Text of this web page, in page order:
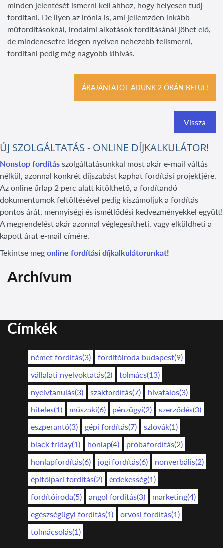
minden jelentését ismerni kell ahhoz, hogy helyesen tudj
fordítani. De ilyen az irónia is, ami jellemzően inkább
műfordításoknál, irodalmi alkotások fordításánál jöhet elő,
de mindenesetre idegen nyelven nehezebb felismerni,
fordítani pedig még nagyobb kihívás.
ÁRAJÁNLATOT ADUNK 2 ÓRÁN BELÜL!
Vissza
ÚJ SZOLGÁLTATÁS - ONLINE DÍJKALKULÁTOR!
Nonstop fordítás szolgáltatásunkkal most akár e-mail váltás
nélkül, azonnal konkrét díjszabást kaphat fordítási projektjére.
Az online űrlap 2 perc alatt kitölthető, a fordítandó
dokumentumok feltöltésével pedig kiszámoljuk a fordítás
pontos árát, mennyiségi és ismétlődési kedvezményekkel együtt!
A megrendelést akár azonnal véglegesítheti, vagy elküldheti a
kapott árat e-mail címére.
Tekintse meg online fordítási díjkalkulátorunkat!
Archívum
Címkék
német fordítás(3)
fordítóiroda budapest(9)
vállalati nyelvoktatás(2)
tolmács(13)
nyelvtanulás(3)
szakfordítás(7)
hivatalos(3)
hiteles(1)
műszaki(6) pénzügyi(2)
szerződés(3)
eszperantó(3)
gépi fordítás(7)
szlovák(1)
black friday(1)
honlap(4)
próbafordítás(2)
honlapfordítás(6)
jogi fordítás(6)
nonverbális(2)
építőipari fordítás(2)
érdekesség(1)
fordítóiroda(5)
angol fordítás(3)
marketing(4)
egészségügyi fordítás(1)
orvosi fordítás(1)
tolmácsolás(1)